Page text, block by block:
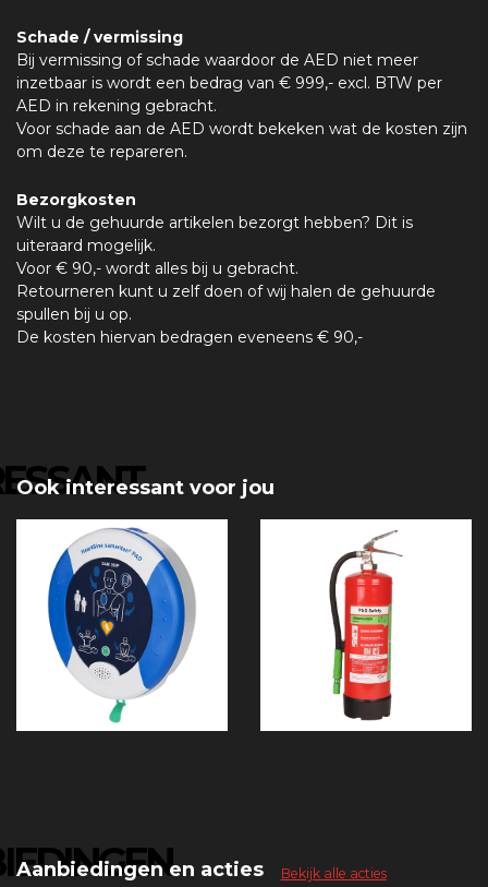
Schade / vermissing
Bij vermissing of schade waardoor de AED niet meer
inzetbaar is wordt een bedrag van € 999,- excl. BTW per
AED in rekening gebracht.
Voor schade aan de AED wordt bekeken wat de kosten zijn
om deze te repareren.
Bezorgkosten
Wilt u de gehuurde artikelen bezorgt hebben? Dit is
uiteraard mogelijk.
Voor € 90,- wordt alles bij u gebracht.
Retourneren kunt u zelf doen of wij halen de gehuurde
spullen bij u op.
De kosten hiervan bedragen eveneens € 90,-
Ook interessant voor jou
Aanbiedingen en acties Bekijk alle acties